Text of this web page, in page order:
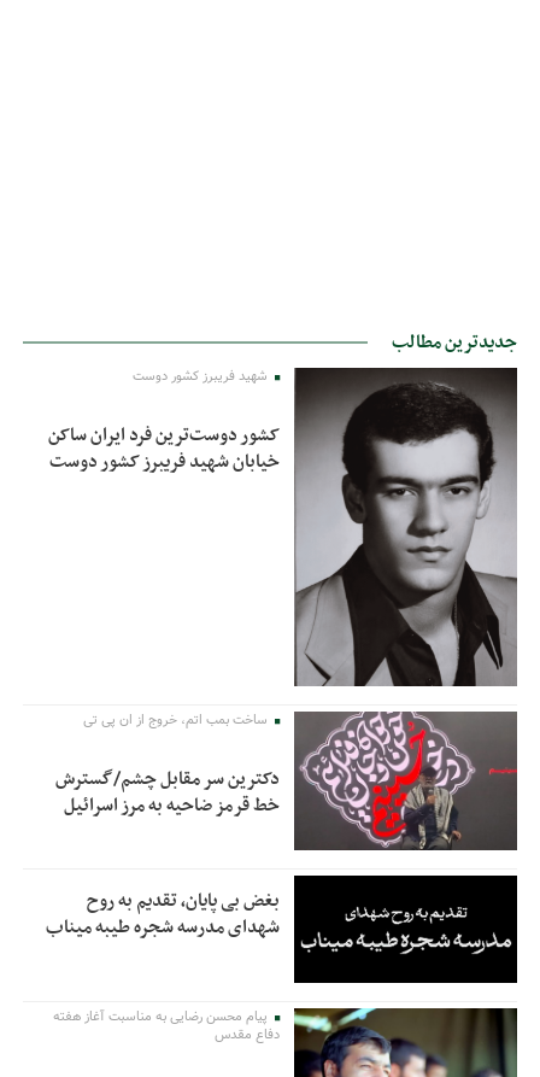
جدیدترین مطالب
شهید فریبرز کشور دوست
کشور دوست‌ترین فرد ایران ساکن
خیابان شهید فریبرز کشور دوست
ساخت بمب اتم، خروج از ان پی تی
دکترین سر مقابل چشم/گسترش
خط قرمز ضاحیه به مرز اسرائیل
بغض بی پایان، تقدیم به روح
شهدای مدرسه شجره طیبه میناب
پیام محسن رضایی به مناسبت آغاز هفته
دفاع مقدس